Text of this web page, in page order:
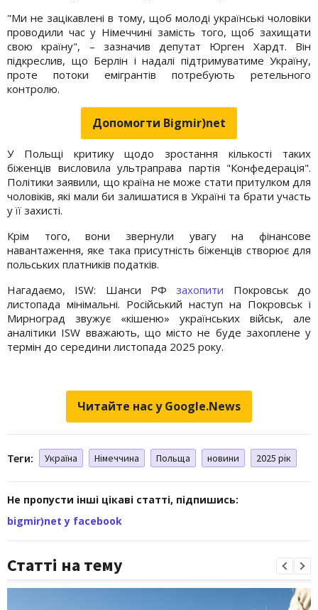
"Ми не зацікавлені в тому, щоб молоді українські чоловіки
проводили час у Німеччині замість того, щоб захищати
свою країну", – зазначив депутат Юрген Хардт. Він
підкреслив, що Берлін і надалі підтримуватиме Україну,
проте потоки емігрантів потребують ретельного
контролю.
Допомогти Bigmir)net
У Польщі критику щодо зростання кількості таких
біженців висловила ультраправа партія "Конфедерація".
Політики заявили, що країна не може стати притулком для
чоловіків, які мали би залишатися в Україні та брати участь
у її захисті.
Крім того, вони звернули увагу на фінансове
навантаження, яке така присутність біженців створює для
польських платників податків.
Нагадаємо, ISW: Шанси РФзахопити Покровськ до
листопада мінімальні. Російський наступ на Покровськ і
Мирноград звужує «кішеню» українських військ, але
аналітики ISW вважають, що місто не буде захоплене у
термін до середини листопада 2025 року.
Читайте нас у Google.News
Теги: Україна Німеччина Польща новини 2025 рік
Не пропусти інші цікаві статті, підпишись:
bigmir)net у facebook
Статті на тему